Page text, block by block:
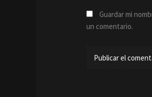
Guardar mi
un comentario.